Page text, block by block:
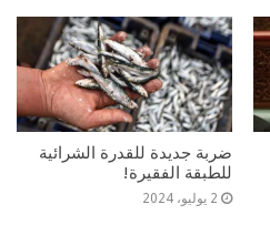
ضربة جديدة للقدرة الشرائية
للطبقة الفقيرة!
2 يوليو، 2024